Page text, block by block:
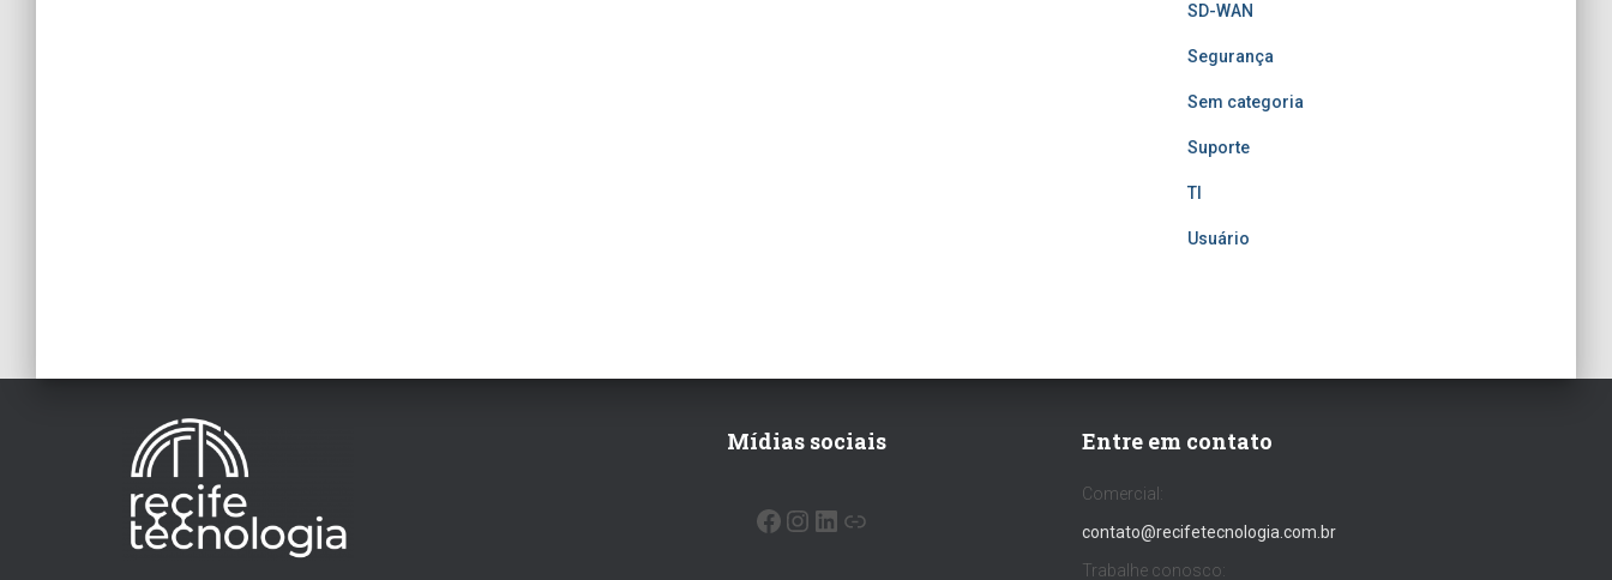
SD-WAN
Segurança
Sem categoria
Suporte
TI
Usuário
Mídias sociais Entre em contato
Comercial:
contato@recifetecnologia.com.br
Trabalhe conosco: